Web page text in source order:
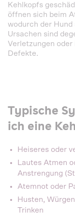
Kehlkopfs
öffnen sich beim
wodurch der
Ursachen sind
Verletzungen oder
Defekte.
Typische
ich eine
Heiseres oder
Lautes Atmen
Anstrengung
Atemnot oder
Husten,
Trinken